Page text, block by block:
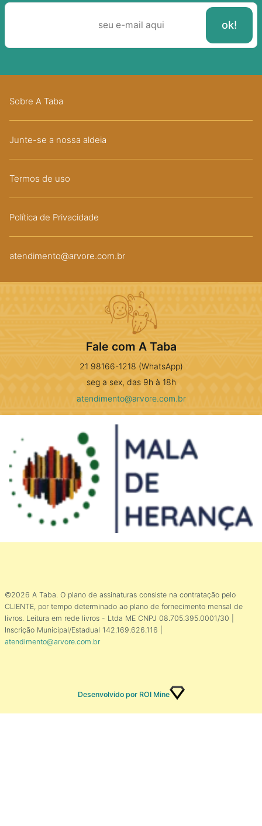
Sobre A Taba
Junte-se a nossa aldeia
Termos de uso
Política de Privacidade
atendimento@arvore.com.br
Fale com A Taba
21 98166-1218 (WhatsApp)
seg a sex, das 9h à 18h
atendimento@arvore.com.br
©2026 A Taba. O plano de assinaturas consiste na contratação pelo
CLIENTE, por tempo determinado ao plano de fornecimento mensal de
livros. Leitura em rede livros - Ltda ME CNPJ 08.705.395.0001/30 |
Inscrição Municipal/Estadual 142.169.626.116 |
atendimento@arvore.com.br
Desenvolvido por ROI Mine